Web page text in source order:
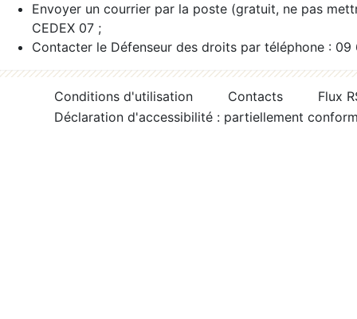
Envoyer un courrier par la poste (gratuit, ne pas
CEDEX 07 ;
Contacter le Défenseur des droits par téléphone :
Conditions d'utilisation Contacts
Flux
Déclaration d'accessibilité : partiellement